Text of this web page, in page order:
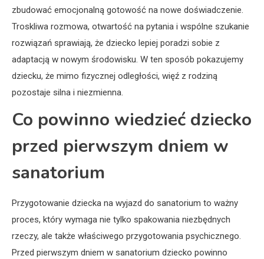
zbudować emocjonalną gotowość na nowe doświadczenie.
Troskliwa rozmowa, otwartość na pytania i wspólne szukanie
rozwiązań sprawiają, że dziecko lepiej poradzi sobie z
adaptacją w nowym środowisku. W ten sposób pokazujemy
dziecku, że mimo fizycznej odległości, więź z rodziną
pozostaje silna i niezmienna.
Co powinno wiedzieć dziecko
przed pierwszym dniem w
sanatorium
Przygotowanie dziecka na wyjazd do sanatorium to ważny
proces, który wymaga nie tylko spakowania niezbędnych
rzeczy, ale także właściwego przygotowania psychicznego.
Przed pierwszym dniem w sanatorium dziecko powinno